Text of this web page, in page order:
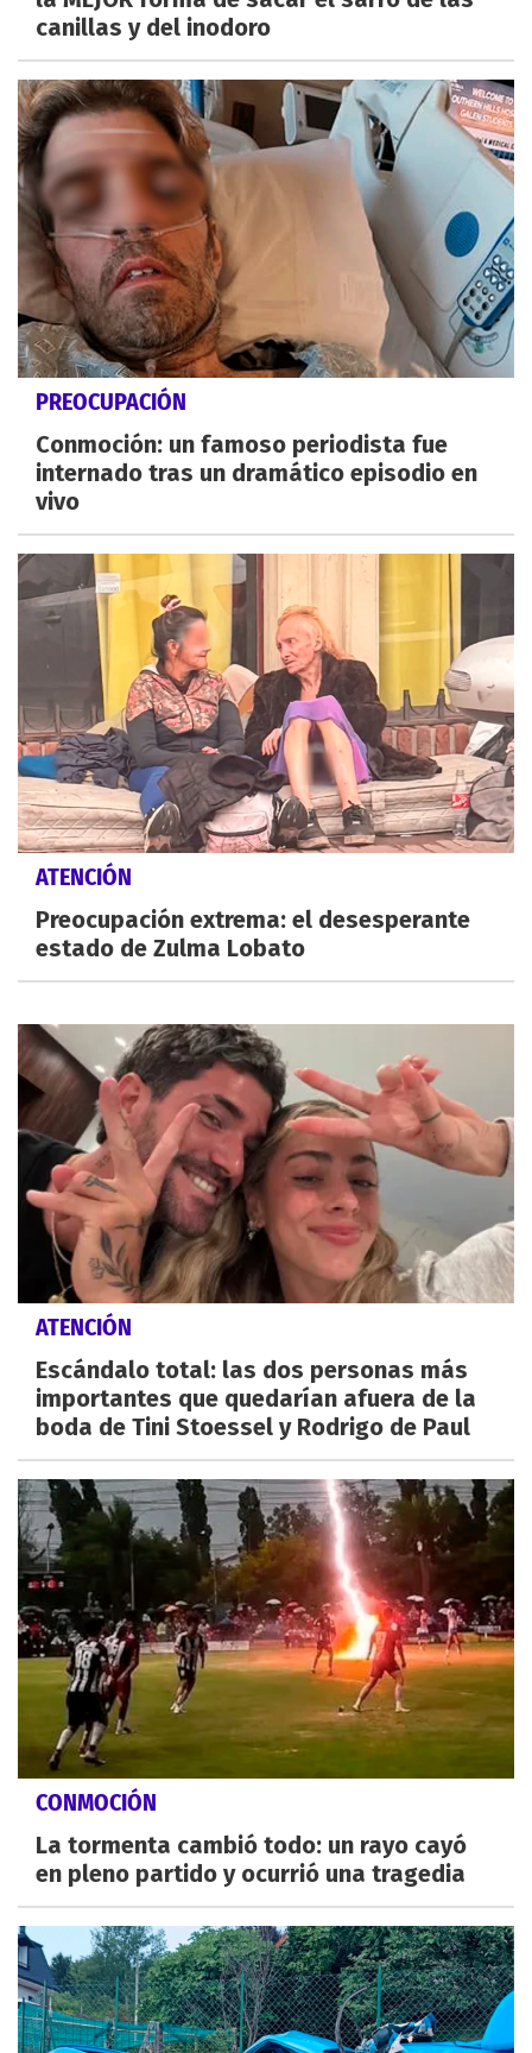
canillas y del inodoro
PREOCUPACIÓN
Conmoción: un famoso periodista fue
internado tras un dramático episodio en
vivo
ATENCIÓN
Preocupación extrema: el desesperante
estado de Zulma Lobato
ATENCIÓN
Escándalo total: las dos personas más
importantes que quedarían afuera de la
boda de Tini Stoessel y Rodrigo de Paul
CONMOCIÓN
La tormenta cambió todo: un rayo cayó
en pleno partido y ocurrió una tragedia